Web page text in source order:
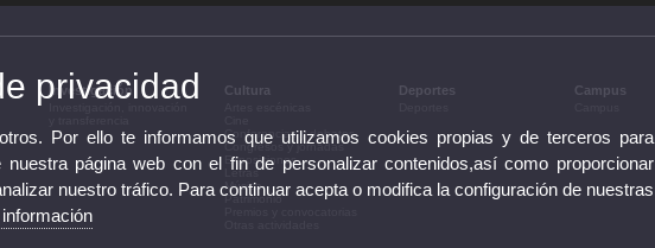
Investigación Cultura
Conferencias y debates
Congresos y jornadas
Exposiciones
Letras
Música
Patrimonio
Deportes Campus
privacidad
Por ello te informamos que utilizamos cookies propias y de terceros para
página web con el fin de personalizar contenidos,así como proporcionar
nuestro tráfico. Para continuar acepta o modifica la configuración de nuestras